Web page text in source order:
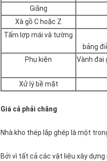
Giằng
Xà gồ C hoặc Z
Tấm lợp mái và tường
bảng
Phụ kiện
Vành đai
Xử lý bề mặt
Giá cả phải chăng
Nhà kho thép lắp ghép là một
Bởi vì tất cả các vật liệu xây